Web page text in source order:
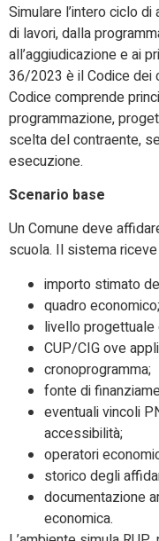
Simulare l’intero ciclo
di lavori, dalla
all’aggiudicazione e ai
36/2023 è il Codice dei
Codice comprende
programmazione,
scelta del contraente,
esecuzione.
Scenario base
Un Comune deve
scuola. Il sistema
importo stimato
quadro economico;
livello progettuale
CUP/CIG ove
cronoprogramma;
fonte di
eventuali vincoli
accessibilità;
operatori
storico degli
documentazione
economica.